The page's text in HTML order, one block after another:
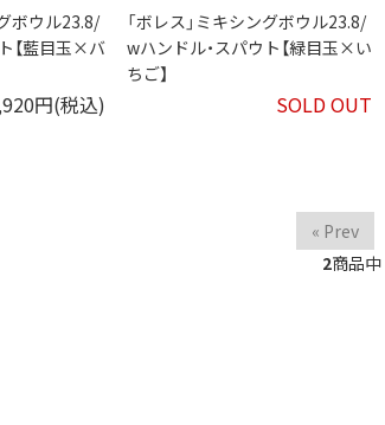
ボウル23.8/
【藍目玉×バ
円(税込)
「ボレス」ミキシングボウル23.8/
wハンドル・スパウト【緑目玉×い
ちご】
SOLD OUT
« Prev
2商品中